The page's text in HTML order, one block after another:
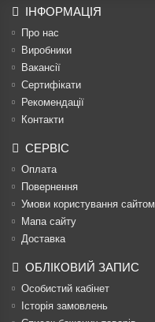
ІНФОРМАЦІЯ
Про нас
Виробники
Вакансії
Сертифікати
Рекомендації
Контакти
СЕРВІС
Оплата
Повернення
Умови користування сайтом
Мапа сайту
Доставка
ОБЛІКОВИЙ ЗАПИС
Особистий кабінет
Історія замовлень